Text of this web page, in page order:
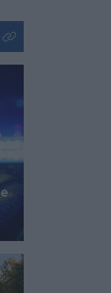
aby przejść do
Kliknij aby zobaczyć